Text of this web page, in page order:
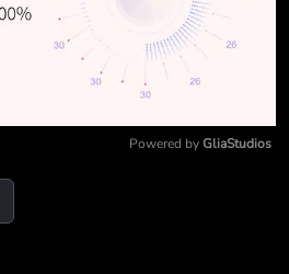
Powered by GliaStudios